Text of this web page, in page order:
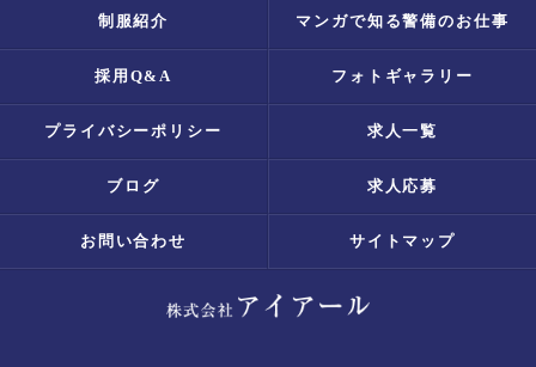
制服紹介 マンガで知る警備のお仕事
採用Q&A フォトギャラリー
プライバシーポリシー 求人一覧
ブログ 求人応募
お問い合わせ サイトマップ